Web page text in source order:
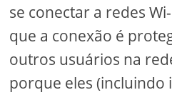
se conectar a redes
que a conexão é
outros usuários na
porque eles (incluindo